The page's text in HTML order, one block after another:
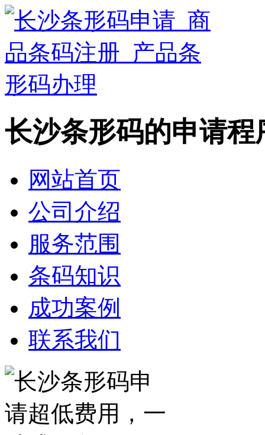
长沙条形码的申请程
网站首页
公司介绍
服务范围
条码知识
成功案例
联系我们